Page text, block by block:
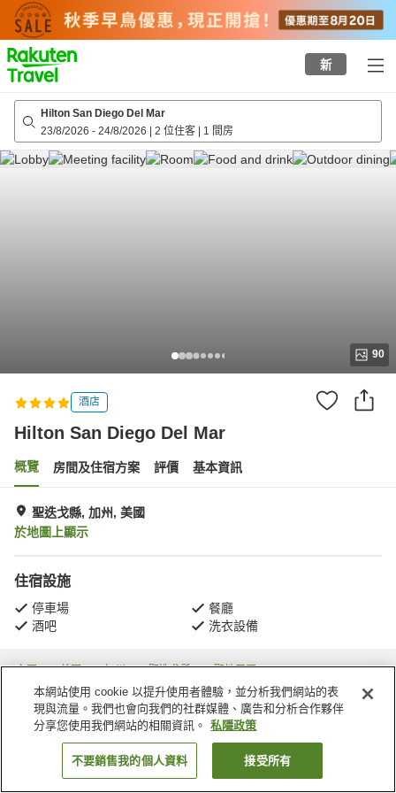
to
top
page
新
Hilton San Diego Del Mar
23/8/2026 - 24/8/2026 | 2 位住客 | 1 間房
90
酒店
Hilton San Diego Del Mar
概覽 房間及住宿方案 評價 基本資訊
聖迭戈縣, 加州, 美國
於地圖上顯示
住宿設施
停車場
餐廳
酒吧
洗衣設備
主頁 美國 加州 聖迭戈縣
聖地牙哥
Hilton San Diego Del Mar
找客房
本網站使用 cookie 以提升使用者體驗，並分析我們網站的表
現與流量。我們也會向我們的社群媒體、廣告和分析合作夥伴
分享您使用我們網站的相關資訊。
私隱政策
不要銷售我的個人資料 接受所有